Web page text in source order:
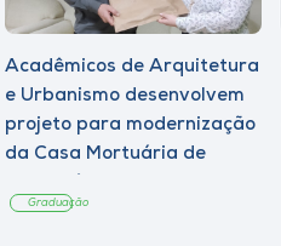
Acadêmicos de Arquitetura
e Urbanismo desenvolvem
projeto para modernização
da Casa Mortuária de
Graduação